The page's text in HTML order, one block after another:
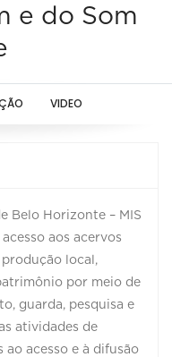
e do Som
VIDEO
Belo Horizonte – MIS
aos acervos
local,
por meio de
guarda, pesquisa e
atividades de
acesso e à difusão